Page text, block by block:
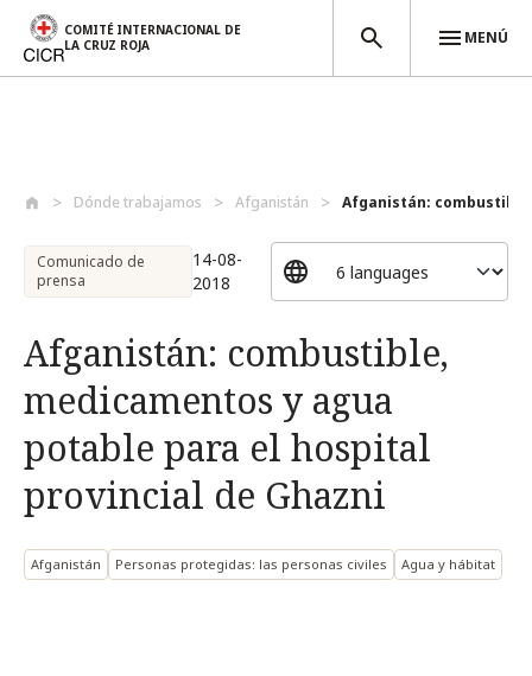
COMITÉ INTERNACIONAL DE
LA CRUZ ROJA
MENÚ
Dónde trabajamos Afganistán Afganistán:
Comunicado de
prensa
14-08-
2018
Afganistán: combustible,
medicamentos y agua
potable para el hospital
provincial de Ghazni
Afganistán Personas protegidas: las personas civiles Agua y hábitat